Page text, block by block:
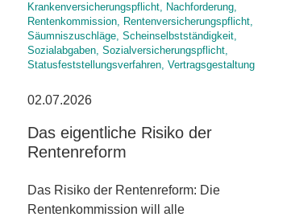
Krankenversicherungspflicht, Nachforderung,
Rentenkommission, Rentenversicherungspflicht,
Säumniszuschläge, Scheinselbstständigkeit,
Sozialabgaben, Sozialversicherungspflicht,
Statusfeststellungsverfahren, Vertragsgestaltung
02.07.2026
Das eigentliche Risiko der
Rentenreform
Das Risiko der Rentenreform: Die
Rentenkommission will alle